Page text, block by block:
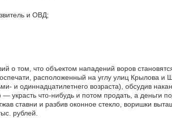
и ОВД;
о том, что объектом нападений воров
расположенный на углу улиц Крылова и
и одиннадцатилетнего возраста), обсудив
украсть что-нибудь и потом продать, а деньги
ставни и разбив оконное стекло, воришки
рублей.